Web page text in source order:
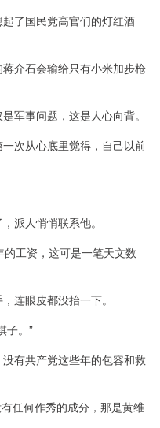
了国民党高官们的灯红酒
介石会输给只有小米加步枪
军事问题，这是人心向背。
次从心底里觉得，自己以前
派人悄悄联系他。
工资，这可是一笔天文数
连眼皮都没抬一下。
子。”
有共产党这些年的包容和救
任何作秀的成分，那是黄维